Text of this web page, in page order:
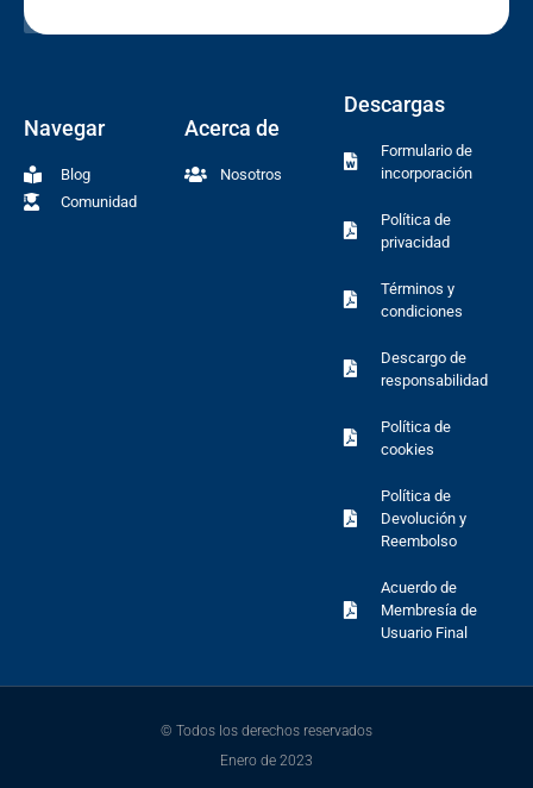
Navegar
Blog
Comunidad
Acerca de
Nosotros
Descargas
Formulario de
incorporación
Política de
privacidad
Términos y
condiciones
Descargo de
responsabilidad
Política de
cookies
Política de
Devolución y
Reembolso
Acuerdo de
Membresía de
Usuario Final
© Todos los derechos reservados
Enero de 2023